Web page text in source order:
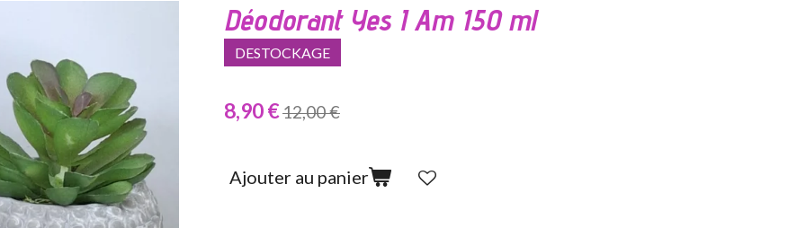
Déodorant Yes I Am 150 ml
DESTOCKAGE
8,90 €12,00 €
Ajouter au panier